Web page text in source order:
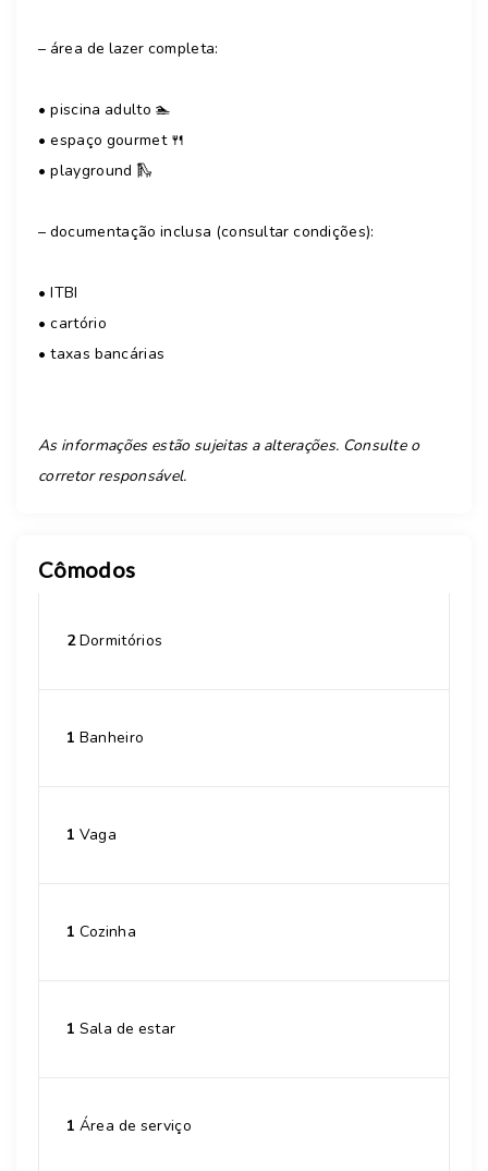
– área de lazer completa:
•⁠ ⁠piscina adulto 🏊
•⁠ ⁠espaço gourmet 🍴
•⁠ ⁠playground 🛝
– documentação inclusa (consultar condições):
•⁠ ⁠ITBI
•⁠ ⁠cartório
•⁠ ⁠taxas bancárias
As informações estão sujeitas a alterações. Consulte o
corretor responsável.
Cômodos
2Dormitórios
1 Banheiro
1 Vaga
1 Cozinha
1 Sala de estar
1 Área de serviço